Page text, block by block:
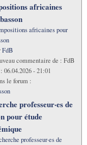
africaines
africaines pour
FdB
commentaire de : FdB
06.04.2026 - 21:01
le forum :
professeur·es de
pour étude
professeur·es de